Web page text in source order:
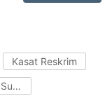
Kasat Reskrim
Penimbunan BBM Subsidi